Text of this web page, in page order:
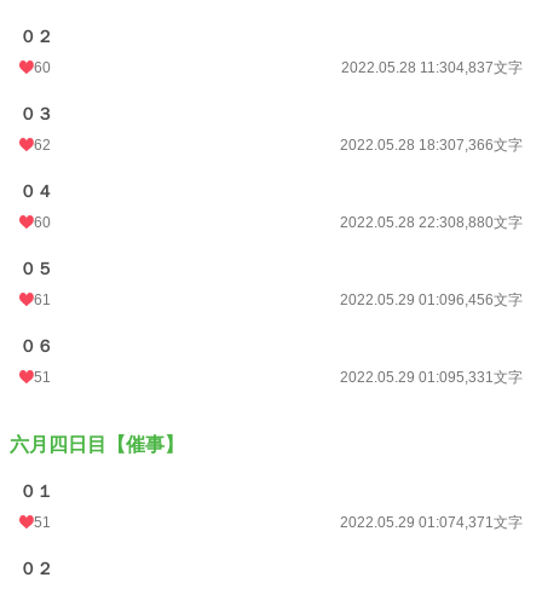
０２
60 2022.05.28 11:304,837文字
０３
62 2022.05.28 18:307,366文字
０４
60 2022.05.28 22:308,880文字
０５
61 2022.05.29 01:096,456文字
０６
51 2022.05.29 01:095,331文字
六月四日目【催事】
０１
51 2022.05.29 01:074,371文字
０２